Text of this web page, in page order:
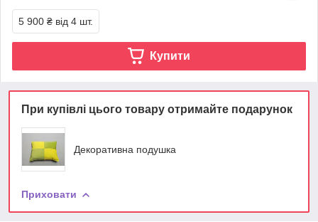
5 900 ₴ від 4 шт.
Купити
При купівлі цього товару отримайте подарунок
Декоративна подушка
Приховати